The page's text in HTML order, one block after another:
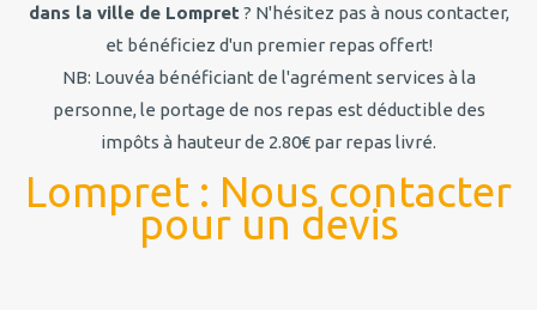
dans la ville de Lompret ? N'hésitez pas à nous contacter,
et bénéficiez d'un premier repas offert!
NB: Louvéa bénéficiant de l'agrément services à la
personne, le portage de nos repas est déductible des
impôts à hauteur de 2.80€ par repas livré.
Lompret : Nous contacter
pour un devis